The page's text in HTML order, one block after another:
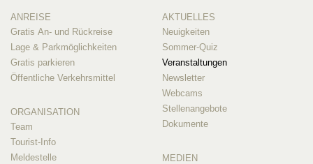
ANREISE
Gratis An- und Rückreise
Lage & Parkmöglichkeiten
Gratis parkieren
Öffentliche Verkehrsmittel
ORGANISATION
Team
Tourist-Info
Meldestelle
AKTUELLES
Neuigkeiten
Sommer-Quiz
Veranstaltungen
Newsletter
Webcams
Stellenangebote
Dokumente
MEDIEN